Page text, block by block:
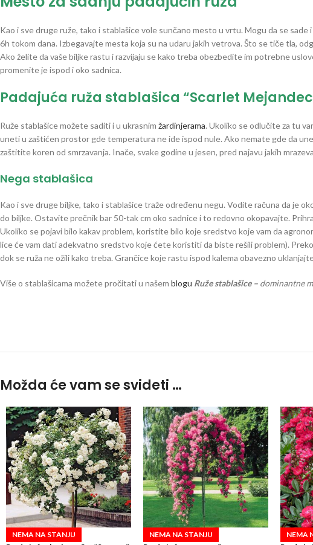
Kao i sve druge ruže, tako i stablašice vole sunčano mesto u vrtu. Mogu da se
6h tokom dana. Izbegavajte mesta koja su na udaru jakih vetrova. Što se tiče tla,
Ako želite da vaše biljke rastu i razvijaju se kako treba obezbedite im potrebne
promenite je ispod i oko sadnica.
Padajuća ruža stablašica “Scarlet
Ruže stablašice možete saditi i u ukrasnim žardinjerama. Ukoliko se odlučite za tu
uneti u zaštićen prostor gde temperatura ne ide ispod nule. Ako nemate gde da
zaštitite koren od smrzavanja. Inače, svake godine u jesen, pred najavu jakih
Nega stablašica
Kao i sve druge biljke, tako i stablašice traže određenu negu. Vodite računa da je
do biljke. Ostavite prečnik bar 50-tak cm oko sadnice i to redovno okopavajte.
Ukoliko se pojavi bilo kakav problem, koristite bilo koje sredstvo koje vam da
lice će vam dati adekvatno sredstvo koje ćete koristiti da biste rešili problem).
dok se ruža ne ožili kako treba. Grančice koje rastu ispod kalema obavezno
Više o stablašicama možete pročitati u našem blogu Ruže stablašice – dominantne
Možda će vam se svideti …
NEMA NA STANJU NEMA NA STANJU NEMA